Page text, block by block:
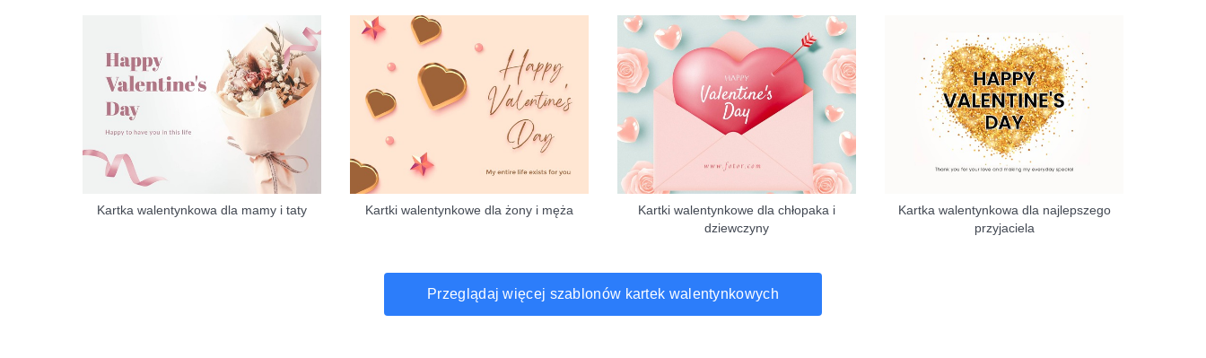
Kartka walentynkowa dla mamy i taty Kartki walentynkowe dla żony i męża
Kartki walentynkowe dla chłopaka i
dziewczyny
Kartka walentynkowa dla najlepszego
przyjaciela
Przeglądaj więcej szablonów kartek walentynkowych